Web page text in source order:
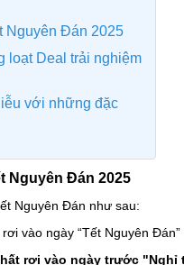
Nguyên Đán 2025
loạt Deal trải nghiệm
với những đặc
Nguyên Đán 2025
Nguyên Đán như sau:
vào ngày “Tết Nguyên Đán”
rơi vào ngày trước "Nghỉ